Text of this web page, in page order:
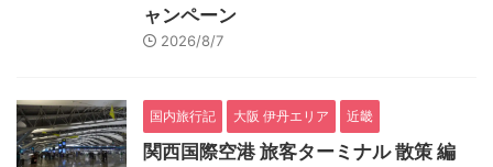
ャンペーン
2026/8/7
国内旅行記 大阪 伊丹エリア 近畿
関西国際空港 旅客ターミナル 散策 編